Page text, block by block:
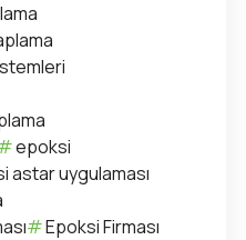
epoksi
astar uygulaması
Epoksi Firması